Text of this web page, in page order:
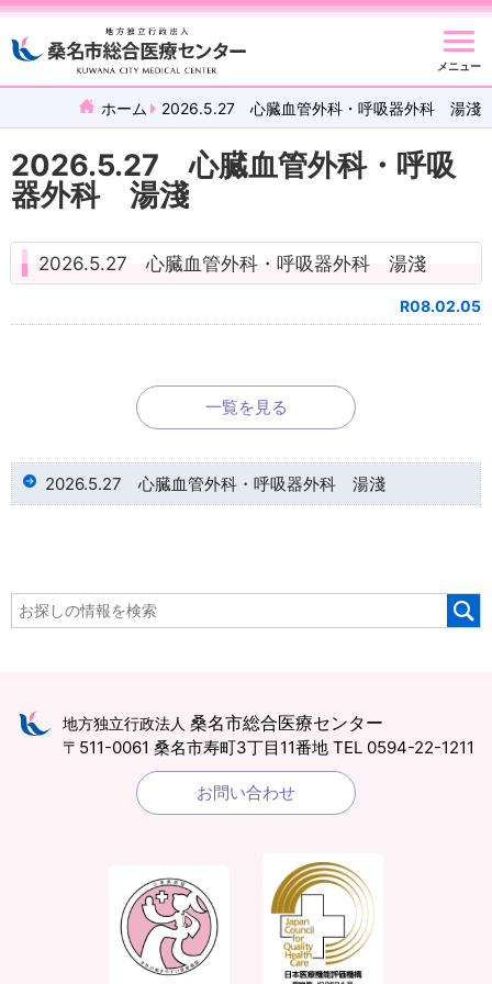
メニュー
ホーム 2026.5.27 心臓血管外科・呼吸器外科 湯淺
2026.5.27 心臓血管外科・呼吸
器外科 湯淺
2026.5.27 心臓血管外科・呼吸器外科 湯淺
R08.02.05
一覧を見る
2026.5.27 心臓血管外科・呼吸器外科 湯淺
地方独立行政法人 桑名市総合医療センター
〒511-0061 桑名市寿町3丁目11番地 TEL 0594-22-1211
お問い合わせ